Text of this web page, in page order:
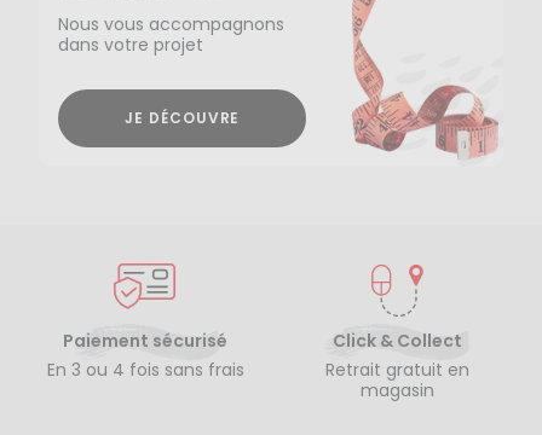
Nous vous accompagnons
dans votre projet
JE DÉCOUVRE
Paiement sécurisé
En 3 ou 4 fois sans frais
Click & Collect
Retrait gratuit en
magasin